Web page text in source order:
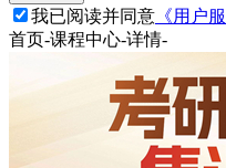
我已阅读并同意 《用户
首页-课程中心-详情-